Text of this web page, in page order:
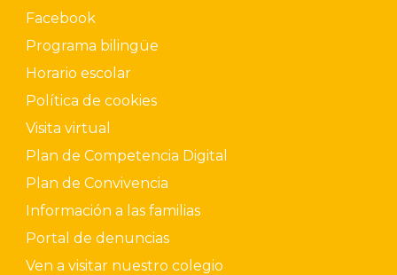
Facebook
Programa bilingüe
Horario escolar
Política de cookies
Visita virtual
Plan de Competencia Digital
Plan de Convivencia
Información a las familias
Portal de denuncias
Ven a visitar nuestro colegio